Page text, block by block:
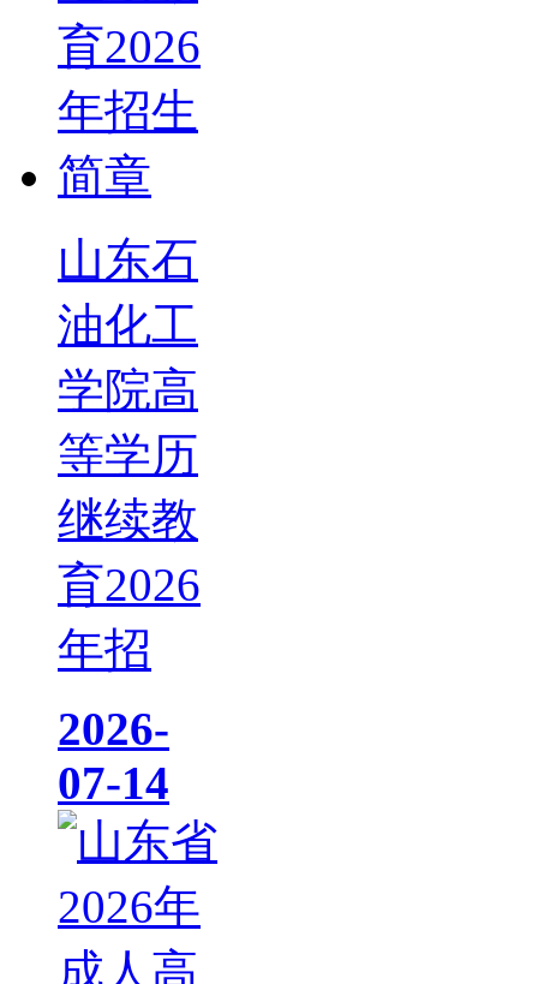
山东石
油化工
学院高
等学历
继续教
育2026
年招
2026-
07-14